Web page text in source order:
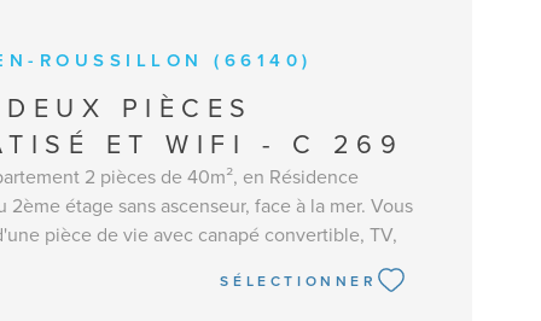
ROUSSILLON (66140)
PIÈCES
ET WIFI - C 269
2 pièces de 40m², en Résidence
2ème étage sans ascenseur, face à la mer. Vous
pièce de vie avec canapé convertible, TV,
accès à la terrasse avec salon de jardin
la cuisine ouverte est équipée d'un lave-
SÉLECTIONNER